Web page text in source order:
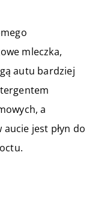
mleczka,
autu bardziej
a
jest płyn do